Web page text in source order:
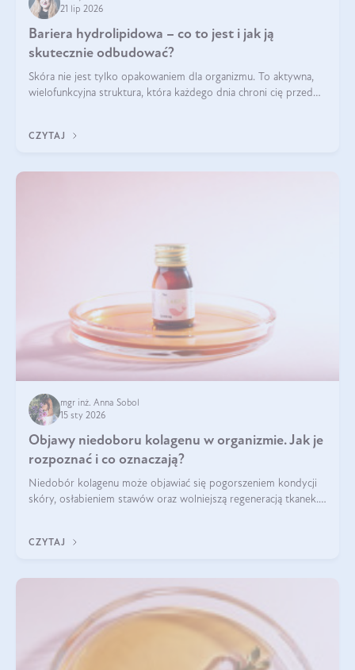
21 lip 2026
Bariera hydrolipidowa – co to jest i jak ją
skutecznie odbudować?
Skóra nie jest tylko opakowaniem dla organizmu. To aktywna,
wielofunkcyjna struktura, która każdego dnia chroni cię przed
bariera hydrolipidowa.
CZYTAJ
mgr inż. Anna Sobol
15 sty 2026
Objawy niedoboru kolagenu w organizmie. Jak je
rozpoznać i co oznaczają?
Niedobór kolagenu może objawiać się pogorszeniem kondycji
skóry, osłabieniem stawów oraz wolniejszą regeneracją tkanek.
osłabienie włosów.
CZYTAJ